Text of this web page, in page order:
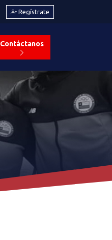
Regístrate
Contáctanos